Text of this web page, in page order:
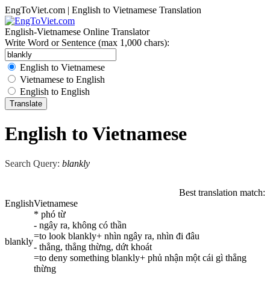
EngToViet.com | English to Vietnamese Translation
English-Vietnamese Online Translator
Write Word or Sentence (max 1,000 chars):
English to Vietnamese
Vietnamese to English
English to English
English to Vietnamese
Search Query: blankly
Best translation match:
EnglishVietnamese
blankly
* phó từ
- ngây ra, không có thần
=to look blankly+ nhìn ngây ra, nhìn đi đâu
- thẳng, thẳng thừng, dứt khoát
=to deny something blankly+ phủ nhận một cái gì thẳng
thừng